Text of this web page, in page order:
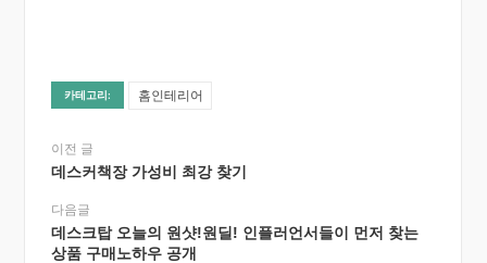
카테고리: 홈인테리어
이전 글
데스커책장 가성비 최강 찾기
다음글
데스크탑 오늘의 원샷!원딜! 인플러언서들이 먼저 찾는
상품 구매노하우 공개